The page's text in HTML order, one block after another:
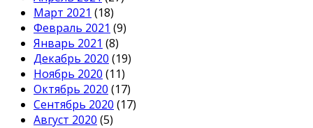
Март 2021 (18)
Февраль 2021 (9)
Январь 2021 (8)
Декабрь 2020 (19)
Ноябрь 2020 (11)
Октябрь 2020 (17)
Сентябрь 2020 (17)
Август 2020 (5)